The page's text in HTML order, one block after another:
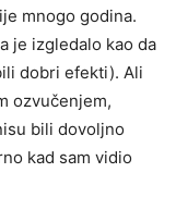
mnogo godina.
je izgledalo kao da
dobri efekti). Ali
ozvučenjem,
bili dovoljno
kad sam vidio